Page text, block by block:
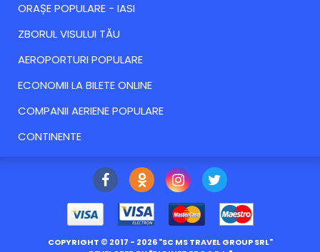
ORAȘE POPULARE - IASI
ZBORUL VISULUI TĂU
AEROPORTURI POPULARE
ECONOMII LA BILETE ONLINE
COMPANII AERIENE POPULARE
CONTINENTE
COPYRIGHT © 2017 - 2026 "SC MS TRAVEL GROUP SRL"